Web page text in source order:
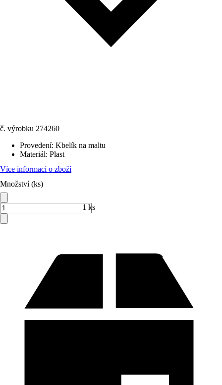
č. výrobku 274260
Provedení: Kbelík na maltu
Materiál: Plast
Více informací o zboží
Množství (ks)
1 ks